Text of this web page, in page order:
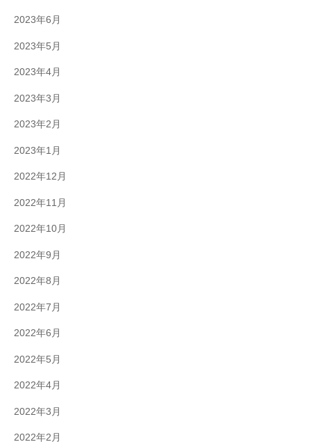
2023年6月
2023年5月
2023年4月
2023年3月
2023年2月
2023年1月
2022年12月
2022年11月
2022年10月
2022年9月
2022年8月
2022年7月
2022年6月
2022年5月
2022年4月
2022年3月
2022年2月